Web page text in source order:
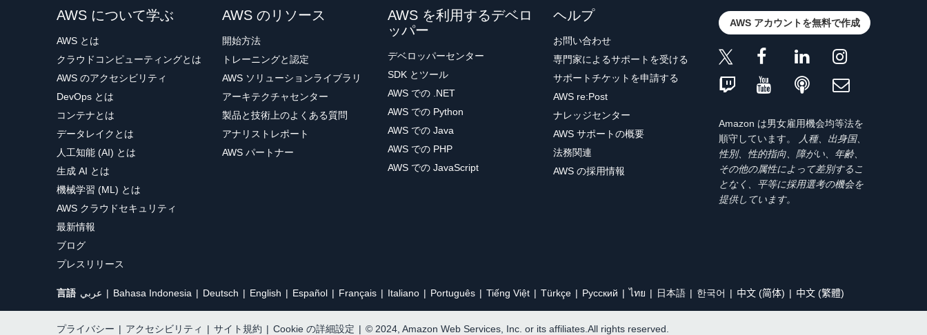
AWS について学ぶ
AWS とは
クラウドコンピューティングとは
AWS のアクセシビリティ
DevOps とは
コンテナとは
データレイクとは
人工知能 (AI) とは
生成 AI とは
機械学習 (ML) とは
AWS クラウドセキュリティ
最新情報
ブログ
プレスリリース
AWS のリソース
開始方法
トレーニングと認定
AWS ソリューションライブラリ
アーキテクチャセンター
製品と技術上のよくある質問
アナリストレポート
AWS パートナー
AWS を利用するデベロ
ッパー
デベロッパーセンター
SDK とツール
AWS での .NET
AWS での Python
AWS での Java
AWS での PHP
AWS での JavaScript
ヘルプ
お問い合わせ
専門家によるサポートを受ける
サポートチケットを申請する
AWS re:Post
ナレッジセンター
AWS サポートの概要
法務関連
AWS の採用情報
AWS アカウントを無料で作成
Amazon は男女雇用機会均等法を
順守しています。
人種、出身国、
性別、性的指向、障がい、年齢、
その他の属性によって差別するこ
となく、平等に採用選考の機会を
提供しています。
言語 عربي Bahasa Indonesia Deutsch English Español Français Italiano Português Tiếng Việt Türkçe Ρусский ไทย 日本語 한국어 中文 (简体) 中文 (繁體)
プライバシー | アクセシビリティ | サイト規約 | Cookie の詳細設定 | © 2024, Amazon Web Services, Inc. or its affiliates.All rights reserved.